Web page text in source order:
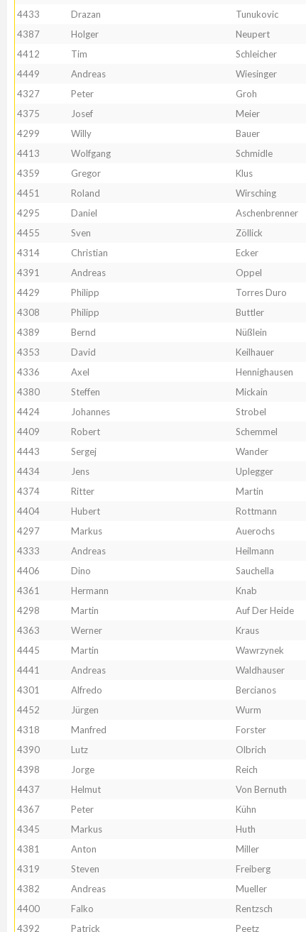
4433
Drazan Tunukovic
4387
Holger Neupert
4412
Tim Schleicher
4449
Andreas Wiesinger
4327
Peter Groh
4375
Josef Meier
4299
Willy Bauer
4413
Wolfgang Schmidle
4359
Gregor Klus
4451
Roland Wirsching
4295
Daniel Aschenbrenner
4455
Sven Zöllick
4314
Christian Ecker
4391
Andreas Oppel
4429
Philipp Torres Duro
4308
Philipp Buttler
4389
Bernd Nüßlein
4353
David Keilhauer
4336
Axel Hennighausen
4380
Steffen Mickain
4424
Johannes Strobel
4409
Robert Schemmel
4443
Sergej Wander
4434
Jens Uplegger
4374
Ritter Martin
4404
Hubert Rottmann
4297
Markus Auerochs
4333
Andreas Heilmann
4406
Dino Sauchella
4361
Hermann Knab
4298
Martin Auf Der Heide
4363
Werner Kraus
4445
Martin Wawrzynek
4441
Andreas Waldhauser
4301
Alfredo Bercianos
4452
Jürgen Wurm
4318
Manfred Forster
4390
Lutz Olbrich
4398
Jorge Reich
4437
Helmut Von Bernuth
4367
Peter Kühn
4345
Markus Huth
4381
Anton Miller
4319
Steven Freiberg
4382
Andreas Mueller
4400
Falko Rentzsch
4392
Patrick Peetz